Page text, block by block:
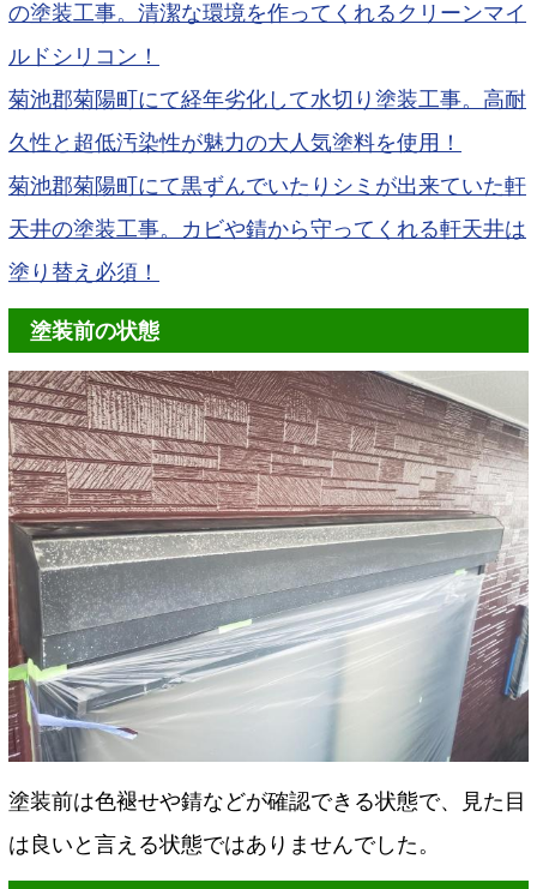
の塗装工事。清潔な環境を作ってくれるクリーンマイ
ルドシリコン！
菊池郡菊陽町にて経年劣化して水切り塗装工事。高耐
久性と超低汚染性が魅力の大人気塗料を使用！
菊池郡菊陽町にて黒ずんでいたりシミが出来ていた軒
天井の塗装工事。カビや錆から守ってくれる軒天井は
塗り替え必須！
塗装前の状態
塗装前は色褪せや錆などが確認できる状態で、見た目
は良いと言える状態ではありませんでした。